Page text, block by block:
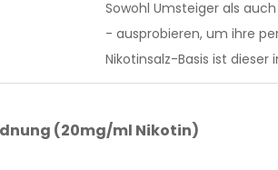
Sowohl Umsteiger als
- ausprobieren, um ihre
Nikotinsalz-Basis ist dieser
(20mg/ml Nikotin)